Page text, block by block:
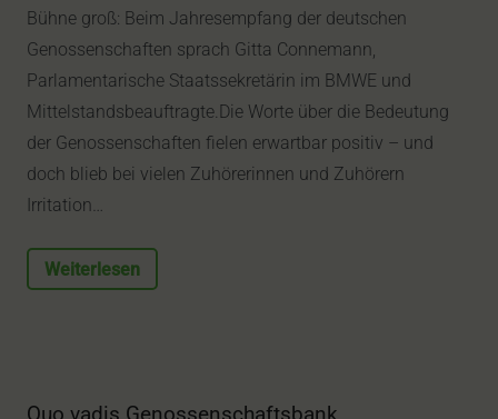
Bühne groß: Beim Jahresempfang der deutschen
Genossenschaften sprach Gitta Connemann,
Parlamentarische Staatssekretärin im BMWE und
Mittelstandsbeauftragte.Die Worte über die Bedeutung
der Genossenschaften fielen erwartbar positiv – und
doch blieb bei vielen Zuhörerinnen und Zuhörern
Irritation…
Weiterlesen
Quo vadis Genossenschaftsbank